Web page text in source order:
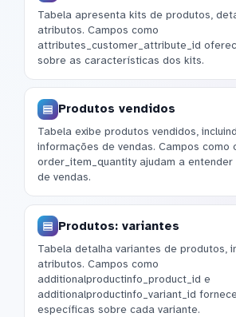
Tabela apresenta kits de produtos,
atributos. Campos como
attributes_customer_attribute_id
sobre as características dos kits.
Produtos vendidos
Tabela exibe produtos vendidos,
informações de vendas. Campos como
order_item_quantity ajudam a entender
de vendas.
Produtos: variantes
Tabela detalha variantes de produtos,
atributos. Campos como
additionalproductinfo_product_id e
additionalproductinfo_variant_id
específicas sobre cada variante.